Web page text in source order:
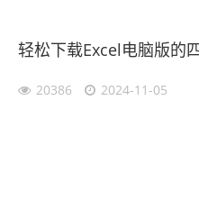
轻松下载Excel电脑版的
20386 2024-11-05